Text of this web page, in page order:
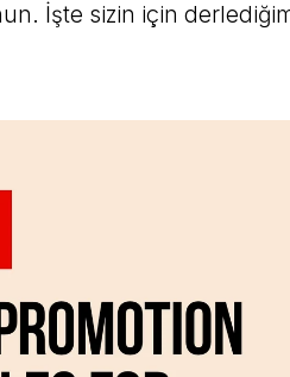
İşte sizin için